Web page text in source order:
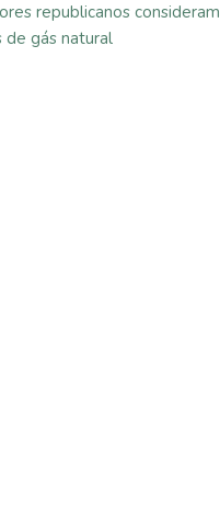
republicanos consideram
de gás natural